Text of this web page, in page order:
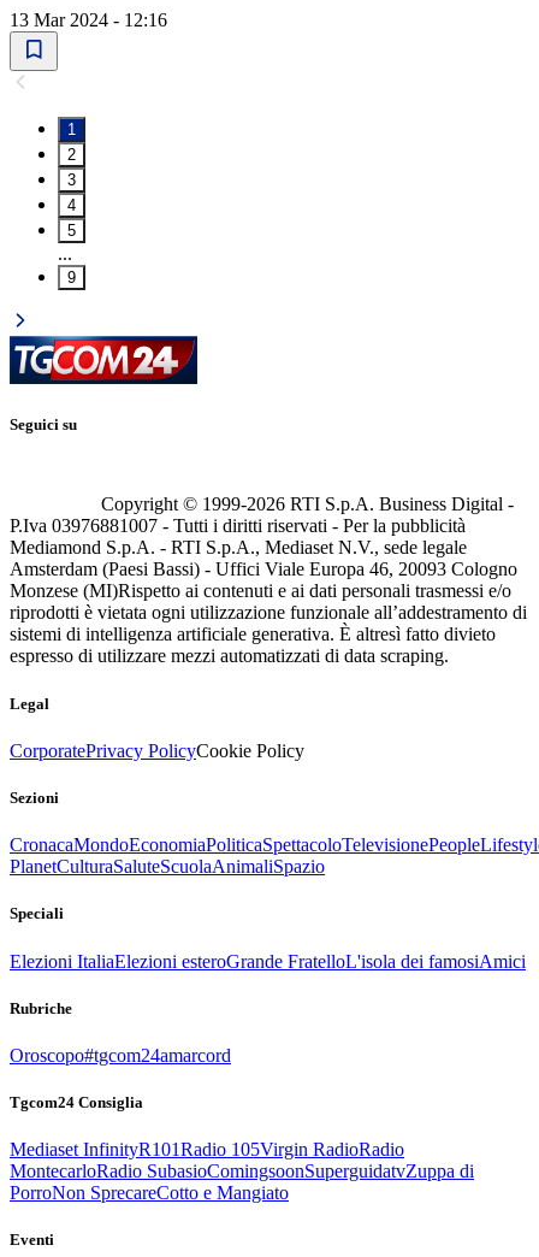
13 Mar 2024 - 12:16
1
2
3
4
5
...
9
Seguici su
Copyright © 1999-2026 RTI S.p.A. Business Digital -
P.Iva 03976881007 - Tutti i diritti riservati - Per la pubblicità
Mediamond S.p.A. - RTI S.p.A., Mediaset N.V., sede legale
Amsterdam (Paesi Bassi) - Uffici Viale Europa 46, 20093 Cologno
Monzese (MI)Rispetto ai contenuti e ai dati personali trasmessi e/o
riprodotti è vietata ogni utilizzazione funzionale all’addestramento di
sistemi di intelligenza artificiale generativa. È altresì fatto divieto
espresso di utilizzare mezzi automatizzati di data scraping.
Legal
CorporatePrivacy PolicyCookie Policy
Sezioni
CronacaMondoEconomiaPoliticaSpettacoloTelevisionePeople
PlanetCulturaSaluteScuolaAnimaliSpazio
Speciali
Elezioni ItaliaElezioni esteroGrande FratelloL'isola dei famosiAmici
Rubriche
Oroscopo#tgcom24amarcord
Tgcom24 Consiglia
Mediaset InfinityR101Radio 105Virgin RadioRadio
MontecarloRadio SubasioComingsoonSuperguidatvZuppa di
PorroNon SprecareCotto e Mangiato
Eventi